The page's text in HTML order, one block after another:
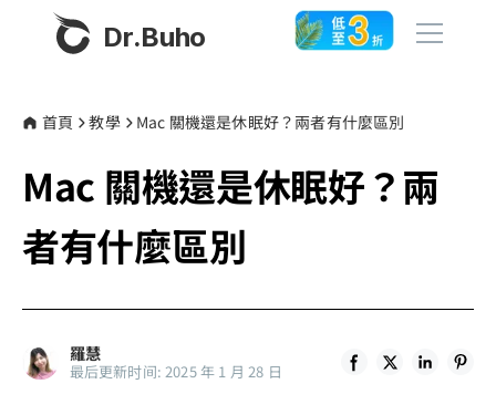
Dr.Buho
產品
BuhoCleaner
BuhoUnlocker
BuhoRepair
BuhoNTFS
商店
首頁 教學 Mac 關機還是休眠好？兩者有什麼區別
Mac 關機還是休眠好？兩
者有什麼區別
羅慧
最后更新时间: 2025 年 1 月 28 日